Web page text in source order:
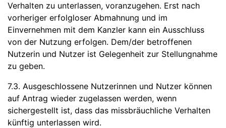
Verhalten zu unterlassen, voranzugehen. Erst nach
vorheriger erfolgloser Abmahnung und im
Einvernehmen mit dem Kanzler kann ein Ausschluss
von der Nutzung erfolgen. Dem/der betroffenen
Nutzerin und Nutzer ist Gelegenheit zur Stellungnahme
zu geben.
7.3. Ausgeschlossene Nutzerinnen und Nutzer können
auf Antrag wieder zugelassen werden, wenn
sichergestellt ist, dass das missbräuchliche Verhalten
künftig unterlassen wird.